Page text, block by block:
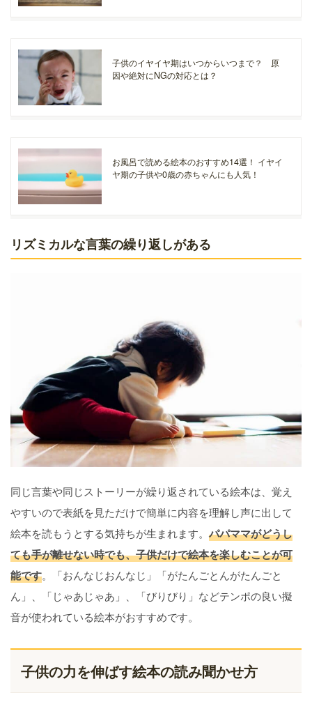
子供のイヤイヤ期はいつからいつまで？ 原
因や絶対にNGの対応とは？
お風呂で読める絵本のおすすめ14選！ イヤイ
ヤ期の子供や0歳の赤ちゃんにも人気！
リズミカルな言葉の繰り返しがある
同じ言葉や同じストーリーが繰り返されている絵本は、覚え
やすいので表紙を見ただけで簡単に内容を理解し声に出して
絵本を読もうとする気持ちが生まれます。 パパママがどうし
ても手が離せない時でも、子供だけで絵本を楽しむことが可
能です。「おんなじおんなじ」「がたんごとんがたんごと
ん」、「じゃあじゃあ」、「びりびり」などテンポの良い擬
音が使われている絵本がおすすめです。
子供の力を伸ばす絵本の読み聞かせ方